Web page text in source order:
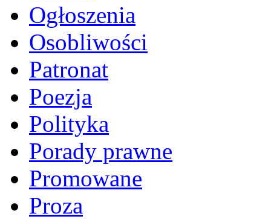
Ogłoszenia
Osobliwości
Patronat
Poezja
Polityka
Porady prawne
Promowane
Proza